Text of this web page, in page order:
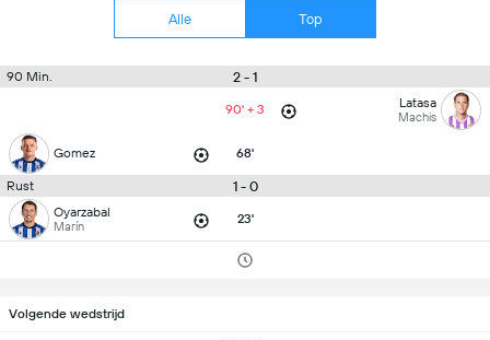
Alle Top
90 Min. 2 - 1
90' + 3 Latasa
Machis
Gomez 68'
Rust 1 - 0
Oyarzabal
Marín 23'
Volgende wedstrijd